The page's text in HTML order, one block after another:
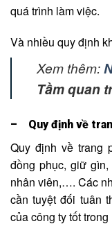
quá trình làm việc.
Và nhiều quy định
Xem thêm:
Tầm quan
– Quy định về
Quy định về trang
đồng phục, giữ
nhân viên,…. Các
cần tuyệt đối tuân
của công ty tốt